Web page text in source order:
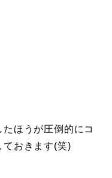
ほうが圧倒的にコ
ておきます(笑)